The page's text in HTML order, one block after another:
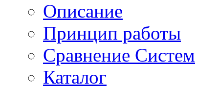
Описание
Принцип работы
Сравнение Систем
Каталог